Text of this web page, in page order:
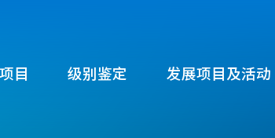
目 级别鉴定 发展项目及活动